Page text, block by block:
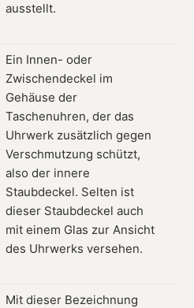
ausstellt.
Ein Innen- oder
Zwischendeckel im
Gehäuse der
Taschenuhren, der das
Uhrwerk zusätzlich gegen
Verschmutzung schützt,
also der innere
Staubdeckel. Selten ist
dieser Staubdeckel auch
mit einem Glas zur Ansicht
des Uhrwerks versehen.
Mit dieser Bezeichnung